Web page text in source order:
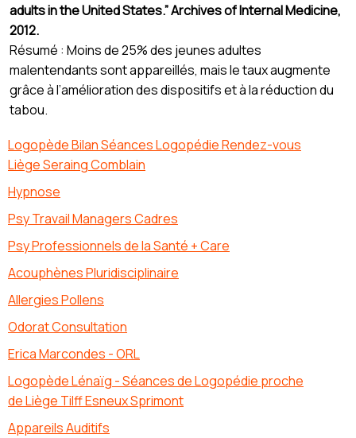
adults in the United States.” Archives of Internal Medicine,
2012.
Résumé : Moins de 25% des jeunes adultes
malentendants sont appareillés, mais le taux augmente
grâce à l’amélioration des dispositifs et à la réduction du
tabou.
Logopède Bilan Séances Logopédie Rendez-vous
Liège Seraing Comblain
Hypnose
Psy Travail Managers Cadres
Psy Professionnels de la Santé + Care
Acouphènes Pluridisciplinaire
Allergies Pollens
Odorat Consultation
Erica Marcondes - ORL
Logopède Lénaïg - Séances de Logopédie proche
de Liège Tilff Esneux Sprimont
Appareils Auditifs